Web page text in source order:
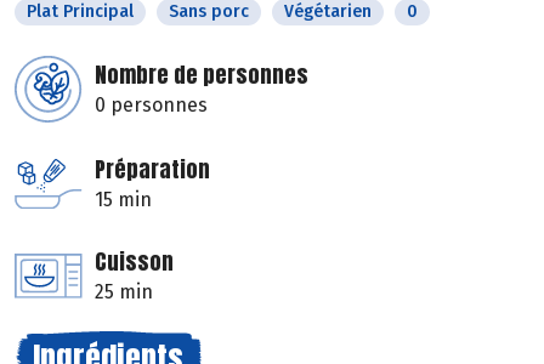
Plat Principal Sans porc Végétarien 0
Nombre de personnes
0 personnes
Préparation
15 min
Cuisson
25 min